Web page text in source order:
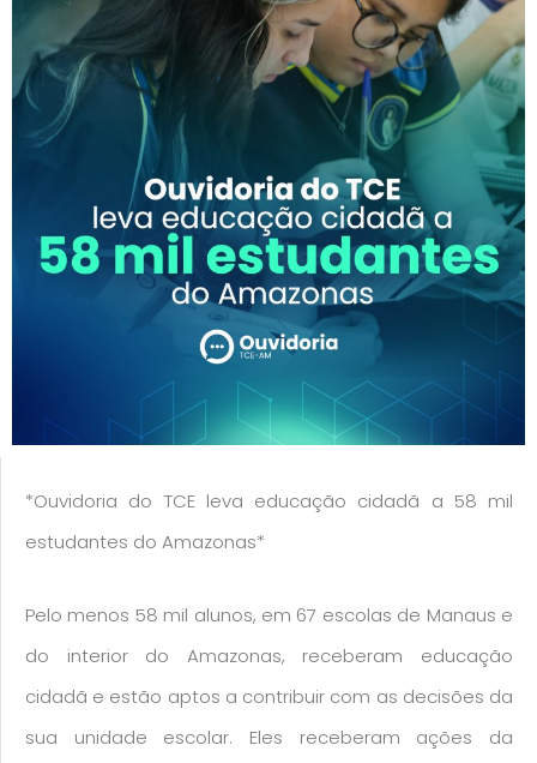
*Ouvidoria do TCE leva educação cidadã a 58 mil
estudantes do Amazonas*
Pelo menos 58 mil alunos, em 67 escolas de Manaus e
do interior do Amazonas, receberam educação
cidadã e estão aptos a contribuir com as decisões da
sua unidade escolar. Eles receberam ações da